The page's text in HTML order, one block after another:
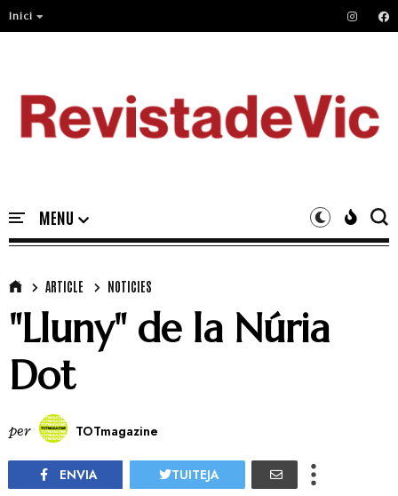
Inici
ARTICLE NOTICIES
"Lluny" de la Núria
Dot
per TOTmagazine
ENVIA TUITEJA